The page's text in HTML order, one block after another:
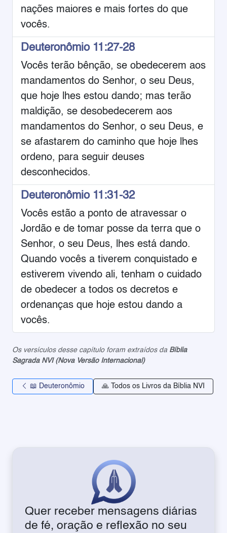
nações maiores e mais fortes do que
vocês.
Deuteronômio 11:27-28
Vocês terão bênção, se obedecerem aos
mandamentos do Senhor, o seu Deus,
que hoje lhes estou dando; mas terão
maldição, se desobedecerem aos
mandamentos do Senhor, o seu Deus, e
se afastarem do caminho que hoje lhes
ordeno, para seguir deuses
desconhecidos.
Deuteronômio 11:31-32
Vocês estão a ponto de atravessar o
Jordão e de tomar posse da terra que o
Senhor, o seu Deus, lhes está dando.
Quando vocês a tiverem conquistado e
estiverem vivendo ali, tenham o cuidado
de obedecer a todos os decretos e
ordenanças que hoje estou dando a
vocês.
Os versículos desse capítulo foram extraídos da Bíblia
Sagrada NVI (Nova Versão Internacional)
📖 Deuteronômio 🙏 Todos os Livros da Bíblia NVI
Quer receber mensagens diárias
de fé, oração e reflexão no seu